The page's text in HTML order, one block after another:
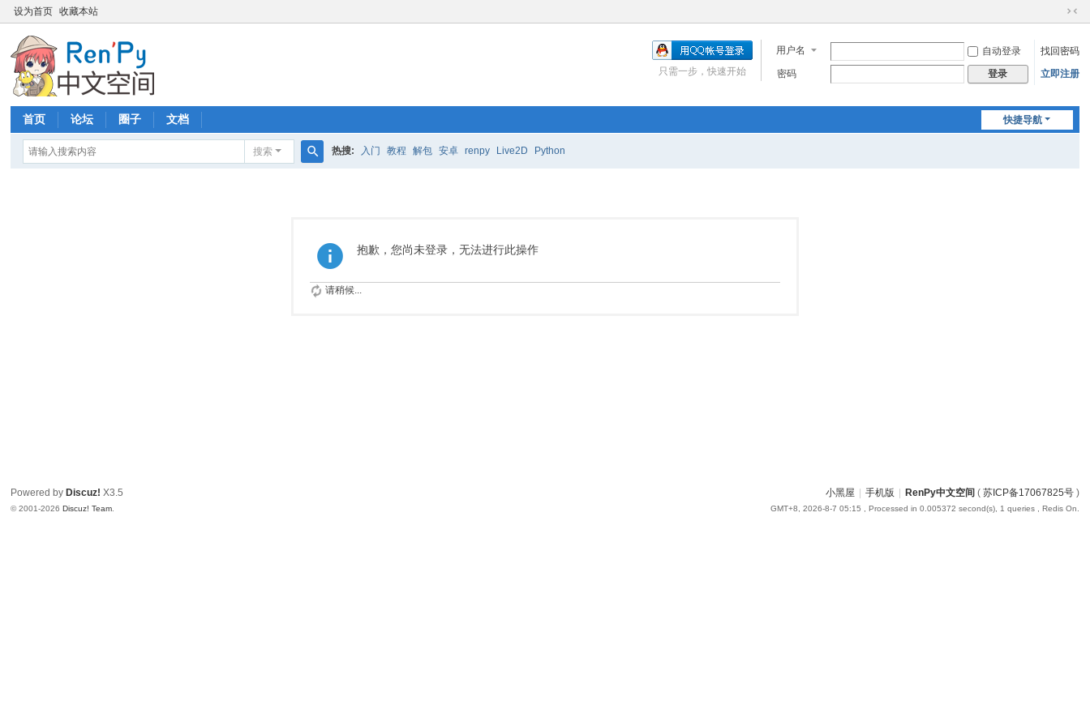
设为首页 收藏本站
切
到
窄
用户名 自动登录
找回密码
密码
登录 立即注册
只需一步，快速开始
快捷导航
首页 论坛 圈子 文档
搜索 热搜: 入门 教程 解包 安卓 renpy Live2D Python
抱歉，您尚未登录，无法进行此操作
请稍候...
小黑屋 手机版 RenPy中文空间 ( 苏ICP备17067825号)
GMT+8, 2026-8-7 05:15 , Processed in 0.005372 second(s), 1 queries , Redis On.
Powered by Discuz! X3.5
© 2001-2026Discuz! Team